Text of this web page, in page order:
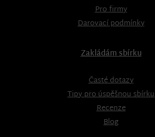
Pro firmy
Darovací podmínky
Zakládám sbírku
Časté dotazy
Tipy pro úspěšnou sbírku
Recenze
Blog